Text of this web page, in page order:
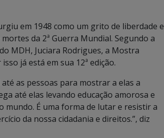
em 1948 como um grito de liberdade e
da 2ª Guerra Mundial. Segundo a
MDH, Juciara Rodrigues, a Mostra
já está em sua 12ª edição.
as pessoas para mostrar a elas a
até elas levando educação amorosa e
É uma forma de lutar e resistir a
da nossa cidadania e direitos.”, diz